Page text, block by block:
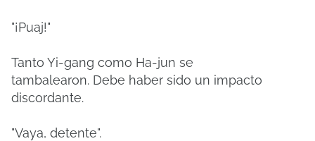
"¡Puaj!"
Tanto Yi-gang como Ha-jun se
tambalearon. Debe haber sido un impacto
discordante.
"Vaya, detente".